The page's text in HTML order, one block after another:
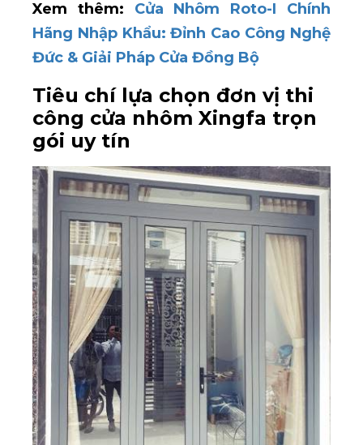
Xem thêm: Cửa Nhôm Roto-I Chính
Hãng Nhập Khẩu: Đỉnh Cao Công Nghệ
Đức & Giải Pháp Cửa Đồng Bộ
Tiêu chí lựa chọn đơn vị thi
công cửa nhôm Xingfa trọn
gói uy tín